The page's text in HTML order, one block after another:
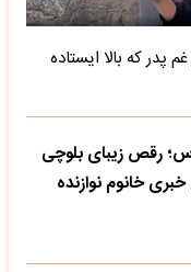
پدر که بالا ایستاده
رقص زیبای بلوچی
خانوم نوازنده